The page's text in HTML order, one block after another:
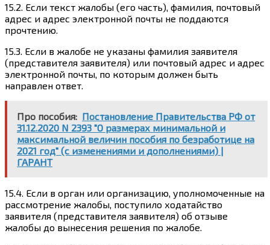
15.2. Если текст жалобы (его часть), фамилия, почтовый
адрес и адрес электронной почты не поддаются
прочтению.
15.3. Если в жалобе не указаны фамилия заявителя
(представителя заявителя) или почтовый адрес и адрес
электронной почты, по которым должен быть
направлен ответ.
Про пособия: Постановление Правительства РФ от
31.12.2020 N 2393 "О размерах минимальной и
максимальной величин пособия по безработице на
2021 год" (с изменениями и дополнениями) |
ГАРАНТ
15.4. Если в орган или организацию, уполномоченные на
рассмотрение жалобы, поступило ходатайство
заявителя (представителя заявителя) об отзыве
жалобы до вынесения решения по жалобе.